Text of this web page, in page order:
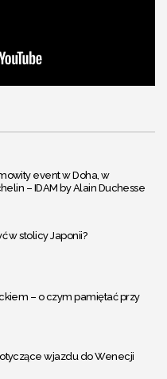
event w Doha, w
– IDAM by Alain Duchesse
w stolicy Japonii?
– o czym pamiętać przy
wjazdu do Wenecji